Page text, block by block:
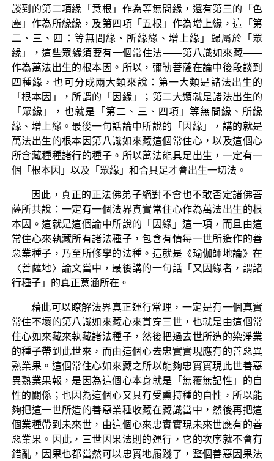
談到的第二項緣「意根」作為等無間緣，還有第三的「色
塵」作為所緣緣，及第四項「五根」作為增上緣，這「第
二、三、四：等無間緣、所緣緣、增上緣」歸屬於「眾
緣」，這些眾緣須要有一個常住法——第八識如來藏——
作為萬法出生的根本因。所以，彌勒菩薩在論中後段談到
四種緣，也可分成兩大類來說：第一大類是諸法出生的
「根本因」，所謂的「因緣」；第二大類就是諸法出生的
「眾緣」，也就是「第二、三、四項」等無間緣、所緣
緣、增上緣。最後一句話論中所說的「因緣」，講的就是
萬法出生的根本因第八識如來藏這個常住心，以及這個心
所含藏種種諸行的種子。所以萬法能具足出生，一定有一
個「根本因」以及「眾緣」和合具足才會出生一切法。
因此，真正的正法佛弟子絕對不會也不敢否定諸佛菩
薩所共說：一定有一個法界真實常住心作為萬法出生的根
本因。這就是這個論中所說的「因緣」這一項，而且由這
常住心來執藏所有諸法種子，包含有情每一世所造作的善
惡業種子，乃至所修學的法種。這就是《瑜伽師地論》在
〈菩薩地〉論文當中，最後講的一句話「又因緣者，謂諸
行種子」的真正意涵所在。
藉此可以瞭解法界真正運行常理，一定是有一個真實
常住不壞的第八識如來藏心來貫穿三世，也就是由這個常
住心如來藏來執藏諸法種子，然後把過去世所造的染淨業
的種子帶到此世來，而由這個心去忠實實現應有的善惡異
熟業果。這個常住心如來藏之所以能夠忠實實現此世善惡
異熟業果報，是因為這個心本身就是「無覆無記性」的自
性的關係；也因為這個心又具有受熏持種的自性，所以能
夠把這一世所造的善惡業種收藏在藏識當中，然後再把這
個業種帶到未來世，由這個心來忠實實現未來世應有的善
惡業果。因此，三世因果法則的運行，它的次序就不會有
錯亂，因果也都當然可以忠實地履踐了，整個善惡因果法